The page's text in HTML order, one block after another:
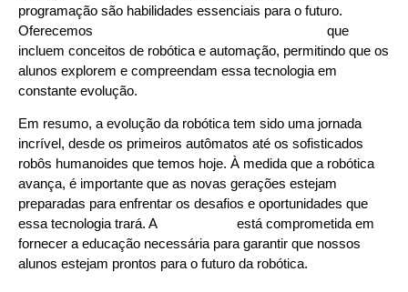
programação são habilidades essenciais para o futuro.
Oferecemos
que
incluem conceitos de robótica e automação, permitindo que os
alunos explorem e compreendam essa tecnologia em
constante evolução.
Em resumo, a evolução da robótica tem sido uma jornada
incrível, desde os primeiros autômatos até os sofisticados
robôs humanoides que temos hoje. À medida que a robótica
avança, é importante que as novas gerações estejam
preparadas para enfrentar os desafios e oportunidades que
essa tecnologia trará. ALearn2Code
está comprometida em
fornecer a educação necessária para garantir que nossos
alunos estejam prontos para o futuro da robótica.